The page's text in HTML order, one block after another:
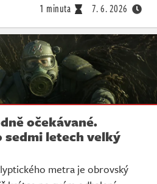
1 minuta 7. 6. 2026
očekávané.
sedmi letech velký
metra je obrovský